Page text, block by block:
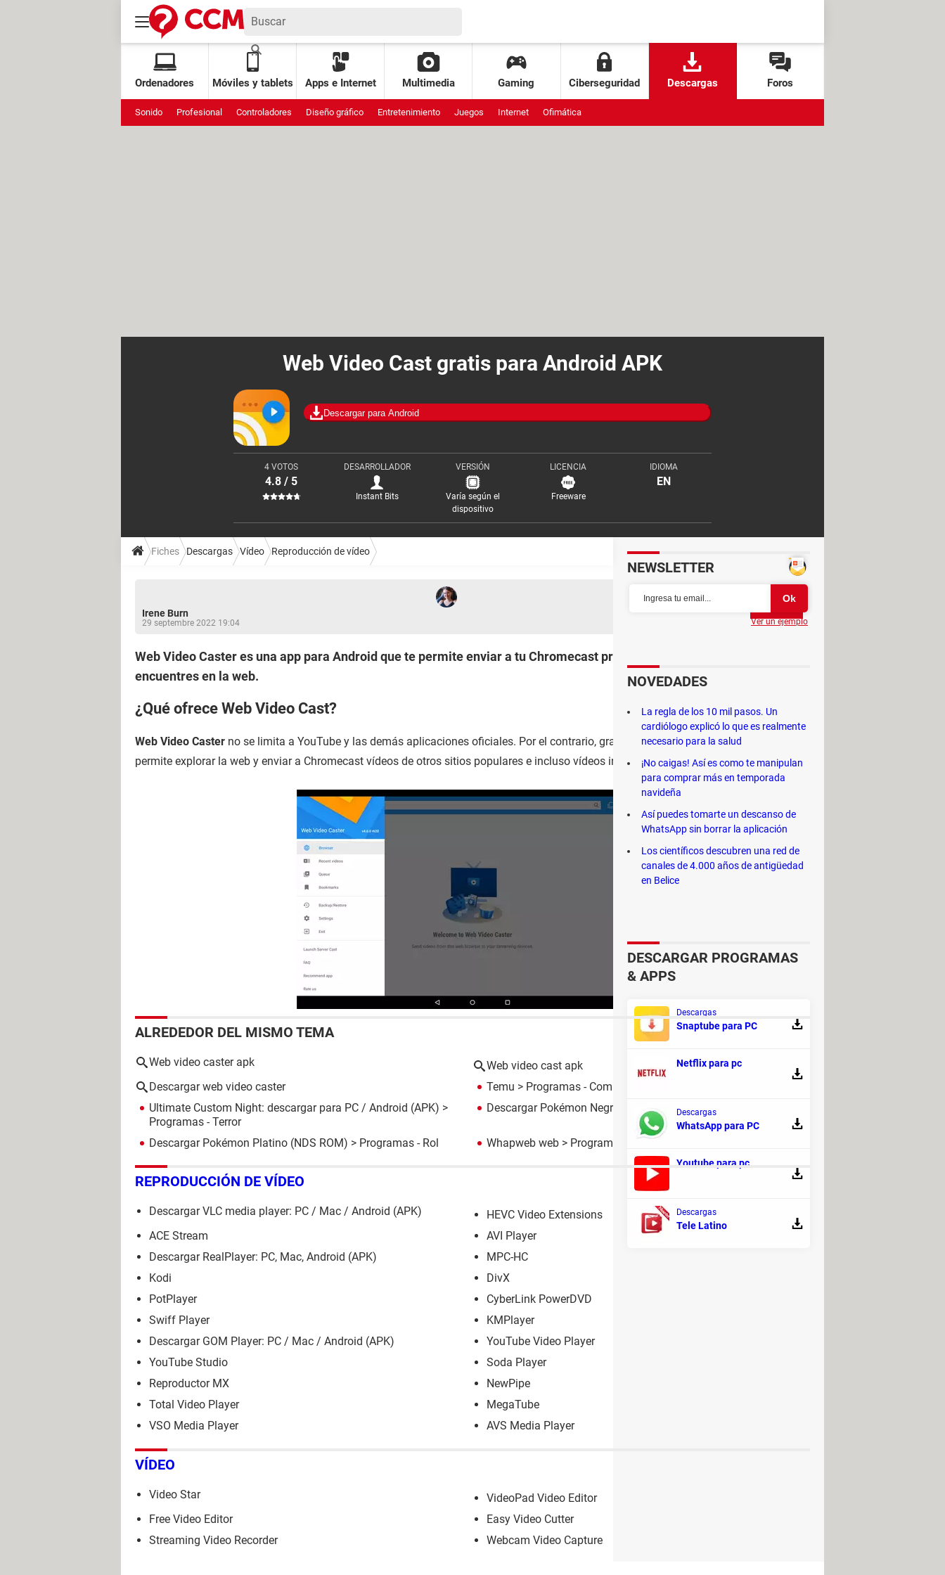
Ordenadores Móviles y tablets Apps e Internet Multimedia Gaming Ciberseguridad Descargas Foros
Sonido Profesional Controladores Diseño gráfico Entretenimiento Juegos Internet Ofimática
Web Video Cast gratis para Android APK
Descargar para Android
4 VOTOS
4.8 / 5
DESARROLLADOR
Instant Bits
VERSIÓN
Varía según el
dispositivo
LICENCIA
Freeware
IDIOMA
EN
Fiches Descargas Vídeo Reproducción de vídeo
Irene Burn
29 septembre 2022 19:04
Partager
Web Video Caster es una app para Android que te permite enviar a tu Chromecast prácticamente cualquier vídeo que
encuentres en la web.
¿Qué ofrece Web Video Cast?
Web Video Caster no se limita a YouTube y las demás aplicaciones oficiales. Por el contrario, gracias a su navegador incorporado
permite explorar la web y enviar a Chromecast vídeos de otros sitios populares e incluso vídeos incrustados.
ALREDEDOR DEL MISMO TEMA
Web video caster apk
Web video cast apk
Descargar web video caster
Temu > Programas - Compras
Ultimate Custom Night: descargar para PC / Android (APK) >
Programas - Terror
Descargar Pokémon Negro (NDS ROM)> Programas - Rol
Descargar Pokémon Platino (NDS ROM) > Programas - Rol Whapweb web > Programas - Mensajería
REPRODUCCIÓN DE VÍDEO
Descargar VLC media player: PC / Mac / Android (APK)
HEVC Video Extensions
ACE Stream
AVI Player
Descargar RealPlayer: PC, Mac, Android (APK)
MPC-HC
Kodi
DivX
PotPlayer
CyberLink PowerDVD
Swiff Player
KMPlayer
Descargar GOM Player: PC / Mac / Android (APK)
YouTube Video Player
YouTube Studio
Soda Player
Reproductor MX
NewPipe
Total Video Player
MegaTube
VSO Media Player
AVS Media Player
VÍDEO
Video Star
VideoPad Video Editor
Free Video Editor
Easy Video Cutter
Streaming Video Recorder
Webcam Video Capture
NEWSLETTER
Ver un ejemplo
NOVEDADES
La regla de los 10 mil pasos. Un
cardiólogo explicó lo que es realmente
necesario para la salud
¡No caigas! Así es como te manipulan
para comprar más en temporada
navideña
Así puedes tomarte un descanso de
WhatsApp sin borrar la aplicación
Los científicos descubren una red de
canales de 4.000 años de antigüedad
en Belice
DESCARGAR PROGRAMAS
& APPS
Descargas
Snaptube para PC
Netflix para pc
Descargas
WhatsApp para PC
Youtube para pc
Descargas
Tele Latino